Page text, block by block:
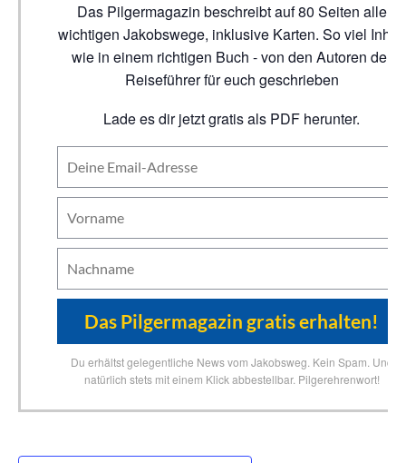
Das Pilgermagazin beschreibt auf 80 Seiten alle
wichtigen Jakobswege, inklusive Karten. So viel Inhalt
wie in einem richtigen Buch - von den Autoren der
Reiseführer für euch geschrieben
Lade es dir jetzt gratis als PDF herunter.
Du erhältst gelegentliche News vom Jakobsweg. Kein Spam. Und
natürlich stets mit einem Klick abbestellbar. Pilgerehrenwort!